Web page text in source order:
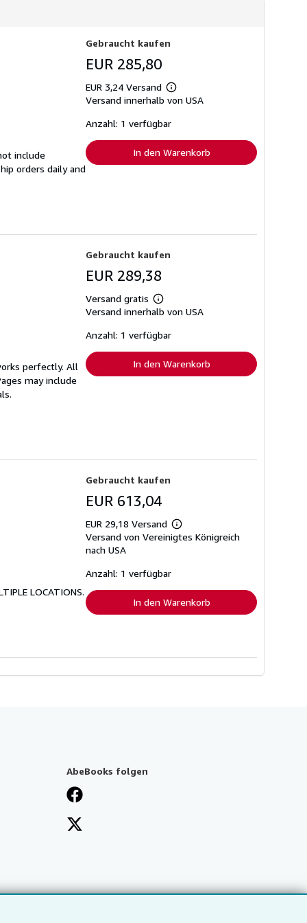
include
orders daily and
Gebraucht kaufen
EUR 285,80
EUR 3,24 Versand
Weitere
Informationen
Versandkosten
Versand innerhalb von USA
Anzahl: 1 verfügbar
In den Warenkorb
perfectly. All
may include
Gebraucht kaufen
EUR 289,38
Versand gratis
Weitere
Informationen
Versandkosten
Versand innerhalb von USA
Anzahl: 1 verfügbar
In den Warenkorb
LOCATIONS.
Gebraucht kaufen
EUR 613,04
EUR 29,18 Versand
Weitere
Informationen
Versand von Vereinigtes Königreich
nach USA
Anzahl: 1 verfügbar
In den Warenkorb
AbeBooks folgen